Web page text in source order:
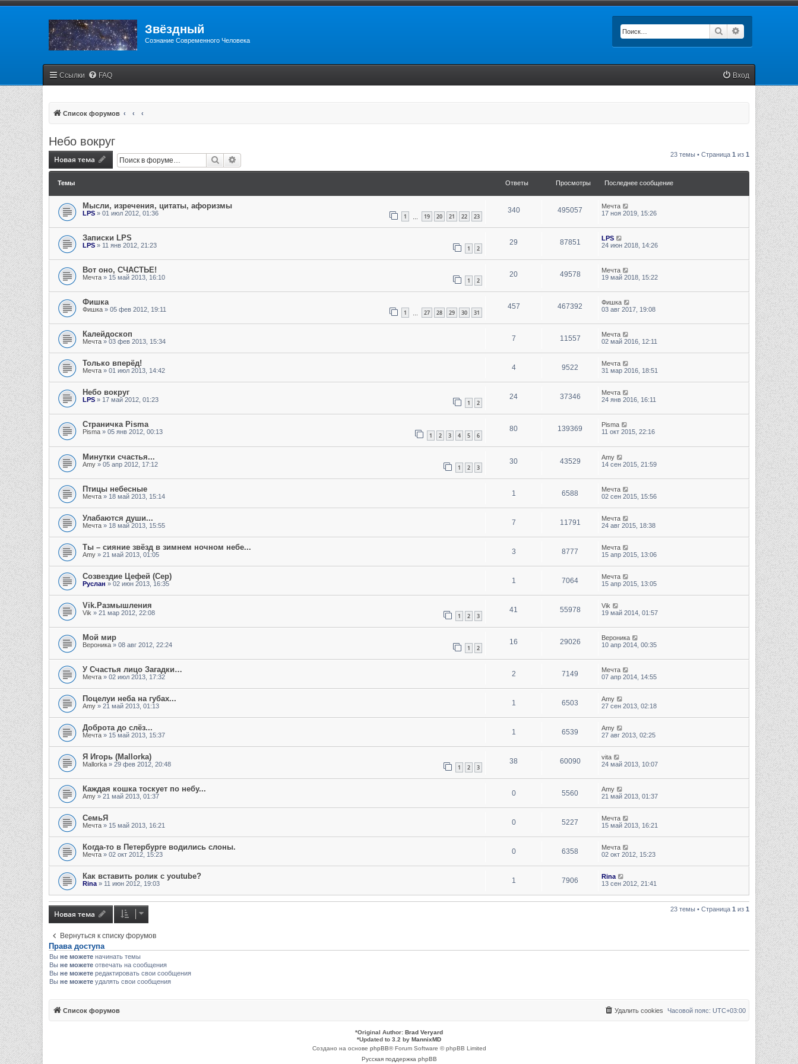
Звёздный
Сознание Современного Человека
Поиск
Ссылки FAQ Вход
Список форумов
Небо вокруг
Новая тема Поиск 23 темы • Страница 1 из 1
Темы Ответы Просмотры Последнее сообщение
Мысли, изречения, цитаты, афоризмы
LPS » 01 июл 2012, 01:36 1 … 19 20 21 22 23
340 495057
Мечта
17 ноя 2019, 15:26
Записки LPS
LPS » 11 янв 2012, 21:23 1 2
29 87851
LPS
24 июн 2018, 14:26
Вот оно, СЧАСТЬЕ!
Мечта » 15 май 2013, 16:10 1 2
20 49578
Мечта
19 май 2018, 15:22
Фишка
Фишка » 05 фев 2012, 19:11 1 … 27 28 29 30 31
457 467392
Фишка
03 авг 2017, 19:08
Калейдоскоп
Мечта » 03 фев 2013, 15:34 7 11557
Мечта
02 май 2016, 12:11
Только вперёд!
Мечта » 01 июл 2013, 14:42 4 9522
Мечта
31 мар 2016, 18:51
Небо вокруг
LPS » 17 май 2012, 01:23 1 2
24 37346
Мечта
24 янв 2016, 16:11
Страничка Pisma
Pisma » 05 янв 2012, 00:13 1 2 3 4 5 6
80 139369
Pisma
11 окт 2015, 22:16
Минутки счастья...
Amy » 05 апр 2012, 17:12 1 2 3
30 43529
Amy
14 сен 2015, 21:59
Птицы небесные
Мечта » 18 май 2013, 15:14 1 6588
Мечта
02 сен 2015, 15:56
Улабаются души...
Мечта » 18 май 2013, 15:55 7 11791
Мечта
24 авг 2015, 18:38
Ты – сияние звёзд в зимнем ночном небе...
Amy » 21 май 2013, 01:05 3 8777
Мечта
15 апр 2015, 13:06
Созвездие Цефей (Cep)
Руслан » 02 июн 2013, 16:35 1 7064
Мечта
15 апр 2015, 13:05
Vik.Размышления
Vik » 21 мар 2012, 22:08 1 2 3
41 55978
Vik
19 май 2014, 01:57
Мой мир
Вероника » 08 авг 2012, 22:24 1 2
16 29026
Вероника
10 апр 2014, 00:35
У Счастья лицо Загадки…
Мечта » 02 июл 2013, 17:32 2 7149
Мечта
07 апр 2014, 14:55
Поцелуи неба на губах...
Amy » 21 май 2013, 01:13 1 6503
Amy
27 сен 2013, 02:18
Доброта до слёз...
Мечта » 15 май 2013, 15:37 1 6539
Amy
27 авг 2013, 02:25
Я Игорь (Mallorka)
Mallorka » 29 фев 2012, 20:48 1 2 3
38 60090
vita
24 май 2013, 10:07
Каждая кошка тоскует по небу...
Amy » 21 май 2013, 01:37 0 5560
Amy
21 май 2013, 01:37
СемьЯ
Мечта » 15 май 2013, 16:21 0 5227
Мечта
15 май 2013, 16:21
Когда-то в Петербурге водились слоны.
Мечта » 02 окт 2012, 15:23 0 6358
Мечта
02 окт 2012, 15:23
Как вставить ролик с youtube?
Rina » 11 июн 2012, 19:03 1 7906
Rina
13 сен 2012, 21:41
Новая тема 23 темы • Страница 1 из 1
Вернуться к списку форумов
Права доступа
Вы не можете начинать темы
Вы не можете отвечать на сообщения
Вы не можете редактировать свои сообщения
Вы не можете удалять свои сообщения
Список форумов Часовой пояс: UTC+03:00
Удалить cookies
*Original Author: Brad Veryard
*Updated to 3.2 by MannixMD
Создано на основе phpBB® Forum Software © phpBB Limited
Русская поддержка phpBB